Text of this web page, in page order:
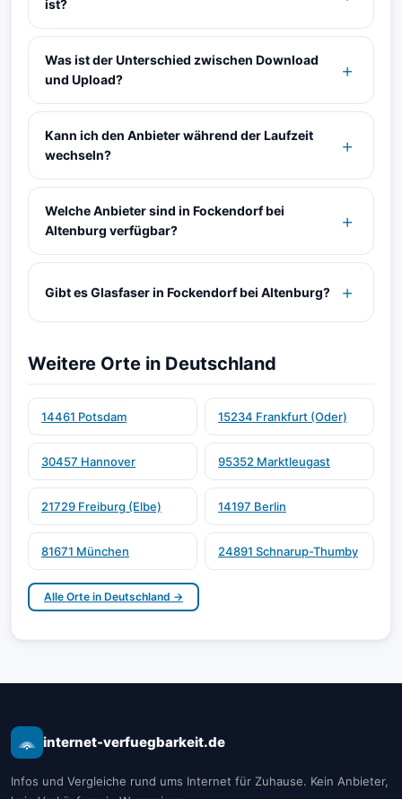
ist?
Was ist der Unterschied zwischen Download
und Upload?
Kann ich den Anbieter während der Laufzeit
wechseln?
Welche Anbieter sind in Fockendorf bei
Altenburg verfügbar?
Gibt es Glasfaser in Fockendorf bei Altenburg?
Weitere Orte in Deutschland
14461 Potsdam 15234 Frankfurt (Oder)
30457 Hannover 95352 Marktleugast
21729 Freiburg (Elbe) 14197 Berlin
81671 München 24891 Schnarup-Thumby
Alle Orte in Deutschland →
internet-verfuegbarkeit.de
Infos und Vergleiche rund ums Internet für Zuhause. Kein Anbieter,